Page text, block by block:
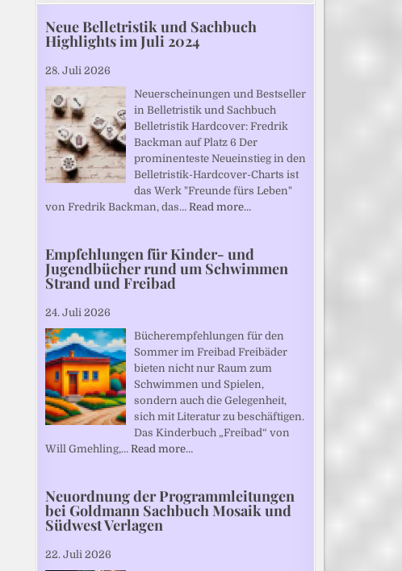
Neue Belletristik und Sachbuch
Highlights im Juli 2024
28. Juli 2026
Neuerscheinungen und Bestseller
in Belletristik und Sachbuch
Belletristik Hardcover: Fredrik
Backman auf Platz 6 Der
prominenteste Neueinstieg in den
Belletristik-Hardcover-Charts ist
das Werk "Freunde fürs Leben"
von Fredrik Backman, das… Read more…
Empfehlungen für Kinder- und
Jugendbücher rund um Schwimmen
Strand und Freibad
24. Juli 2026
Bücherempfehlungen für den
Sommer im Freibad Freibäder
bieten nicht nur Raum zum
Schwimmen und Spielen,
sondern auch die Gelegenheit,
sich mit Literatur zu beschäftigen.
Das Kinderbuch „Freibad“ von
Will Gmehling,… Read more…
Neuordnung der Programmleitungen
bei Goldmann Sachbuch Mosaik und
Südwest Verlagen
22. Juli 2026